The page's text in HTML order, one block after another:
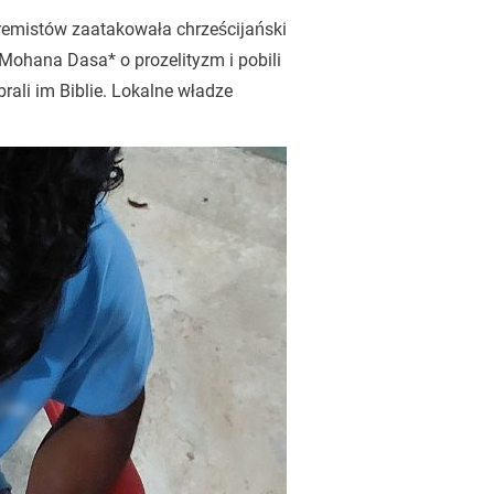
zaatakowała chrześcijański
Dasa* o prozelityzm i pobili
im Biblie. Lokalne władze